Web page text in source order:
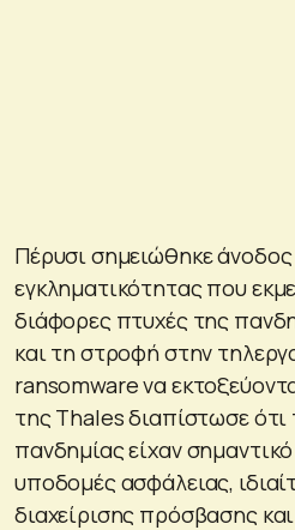
Πέρυσι σημειώθηκε
εγκληματικότητας που
διάφορες πτυχές της
και τη στροφή στην
ransomware να
της Thales διαπίστωσε
πανδημίας είχαν
υποδομές ασφάλειας,
διαχείρισης πρόσβασης